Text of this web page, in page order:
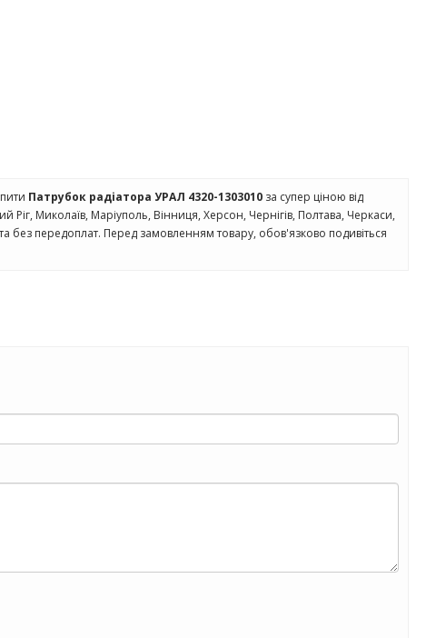
Патрубок радіатора УРАЛ 4320-1303010 за супер ціною від
Ріг, Миколаїв, Маріуполь, Вінниця, Херсон, Чернігів, Полтава, Черкаси,
без передоплат. Перед замовленням товару, обов'язково подивіться